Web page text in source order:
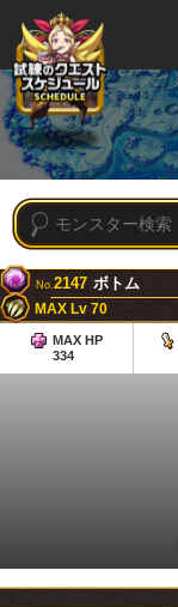
No.2147 ボトム
MAX Lv 70
MAX HP
334